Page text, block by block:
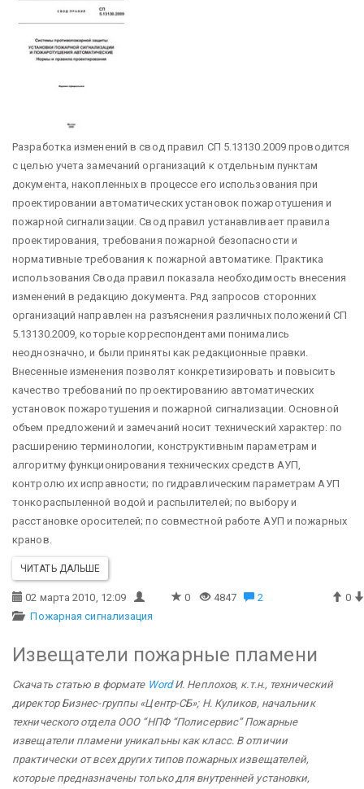
Разработка изменений в свод правил СП 5.13130.2009 проводится
с целью учета замечаний организаций к отдельным пунктам
документа, накопленных в процессе его использования при
проектировании автоматических установок пожаротушения и
пожарной сигнализации. Свод правил устанавливает правила
проектирования, требования пожарной безопасности и
нормативные требования к пожарной автоматике. Практика
использования Свода правил показала необходимость внесения
изменений в редакцию документа. Ряд запросов сторонних
организаций направлен на разъяснения различных положений СП
5.13130.2009, которые корреспондентами понимались
неоднозначно, и были приняты как редакционные правки.
Внесенные изменения позволят конкретизировать и повысить
качество требований по проектированию автоматических
установок пожаротушения и пожарной сигнализации. Основной
объем предложений и замечаний носит технический характер: по
расширению терминологии, конструктивным параметрам и
алгоритму функционирования технических средств АУП,
контролю их исправности; по гидравлическим параметрам АУП
тонкораспыленной водой и распылителей; по выбору и
расстановке оросителей; по совместной работе АУП и пожарных
кранов.
ЧИТАТЬ ДАЛЬШЕ
02 марта 2010, 12:09 0 4847 2
0
Пожарная сигнализация
Извещатели пожарные пламени
Скачать статью в формате Word И. Неплохов, к.т.н., технический
директор Бизнес-группы «Центр-СБ»; Н. Куликов, начальник
технического отдела ООО “НПФ “Полисервис” Пожарные
извещатели пламени уникальны как класс. В отличии
практически от всех других типов пожарных извещателей,
которые предназначены только для внутренней установки,